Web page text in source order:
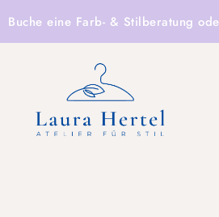
Buche eine Farb- & Stilberatung